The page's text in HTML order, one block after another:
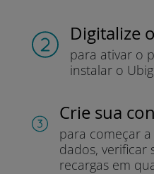
Digitalize
para ativar o
instalar o
Crie sua
para começar
dados, verificar
recargas em